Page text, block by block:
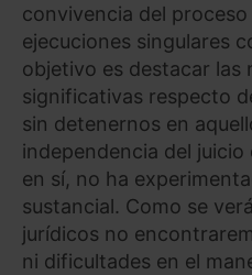
convivencia del
ejecuciones singulares
objetivo es destacar las
significativas respecto
sin detenernos en
independencia del
en sí, no ha
sustancial. Como se
jurídicos no
ni dificultades en el